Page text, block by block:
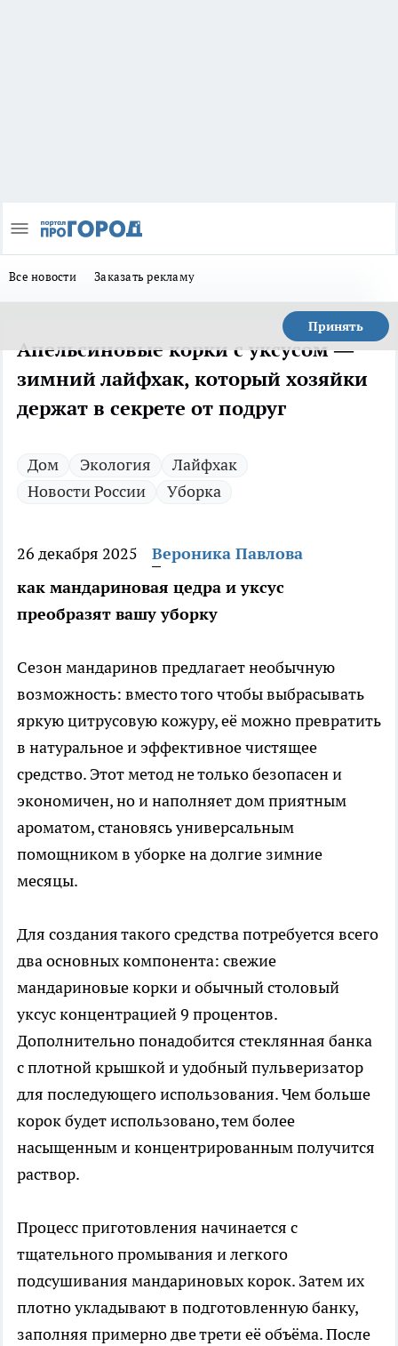
Все новости Заказать рекламу
Принять
Апельсиновые корки с уксусом —
зимний лайфхак, который хозяйки
держат в секрете от подруг
Дом Экология
Лайфхак
Новости России
Уборка
26 декабря 2025
Вероника Павлова
как мандариновая цедра и уксус
преобразят вашу уборку
Сезон мандаринов предлагает необычную
возможность: вместо того чтобы выбрасывать
яркую цитрусовую кожуру, её можно превратить
в натуральное и эффективное чистящее
средство. Этот метод не только безопасен и
экономичен, но и наполняет дом приятным
ароматом, становясь универсальным
помощником в уборке на долгие зимние
месяцы.
Для создания такого средства потребуется всего
два основных компонента: свежие
мандариновые корки и обычный столовый
уксус концентрацией 9 процентов.
Дополнительно понадобится стеклянная банка
с плотной крышкой и удобный пульверизатор
для последующего использования. Чем больше
корок будет использовано, тем более
насыщенным и концентрированным получится
раствор.
Процесс приготовления начинается с
тщательного промывания и легкого
подсушивания мандариновых корок. Затем их
плотно укладывают в подготовленную банку,
заполняя примерно две трети её объёма. После